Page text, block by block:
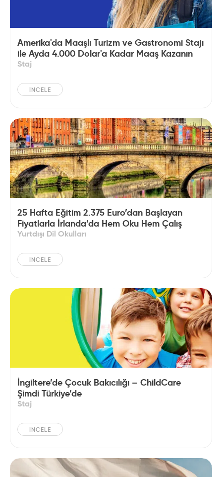
Amerika'da Maaşlı Turizm ve Gastronomi Stajı
ile Ayda 4.000 Dolar'a Kadar Maaş Kazanın
Staj
İNCELE
25 Hafta Eğitim 2.375 Euro’dan Başlayan
Fiyatlarla İrlanda’da Hem Oku Hem Çalış
Yurtdışı Dil Okulları
İNCELE
İngiltere’de Çocuk Bakıcılığı – ChildCare
Şimdi Türkiye’de
Staj
İNCELE